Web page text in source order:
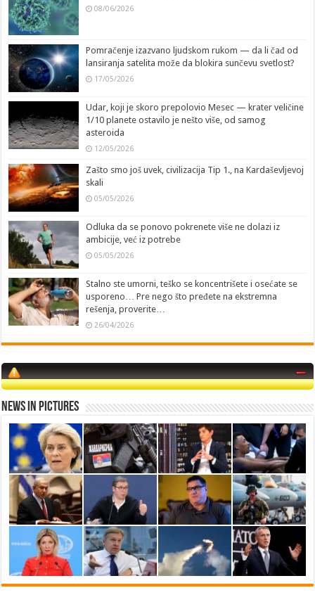
08/06/2026
Pomračenje izazvano ljudskom rukom — da li čađ od
lansiranja satelita može da blokira sunčevu svetlost?
17/05/2026
Udar, koji je skoro prepolovio Mesec — krater veličine
1/10 planete ostavilo je nešto više, od samog
asteroida
12/05/2026
Zašto smo još uvek, civilizacija Tip 1., na Kardaševljevoj
skali
05/05/2026
Odluka da se ponovo pokrenete više ne dolazi iz
ambicije, već iz potrebe
05/05/2026
Stalno ste umorni, teško se koncentrišete i osećate se
usporeno… Pre nego što pređete na ekstremna
rešenja, proverite…
26/04/2026
News in Pictures